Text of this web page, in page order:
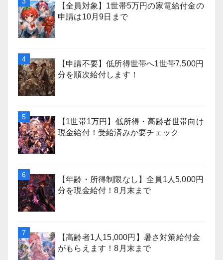
【全員対象】1世帯5万円の家電給付金の
申請は10月9日まで
【申請不要】低所得世帯へ1世帯7,500円
分を順次給付します！
【1世帯1万円】低所得・高齢者世帯向け
現金給付！受給済みか要チェック
【年齢・所得制限なし】全員1人5,000円
分を現金給付！8月末まで
【高齢者1人15,000円】暑さ対策給付金
がもらえます！8月末まで